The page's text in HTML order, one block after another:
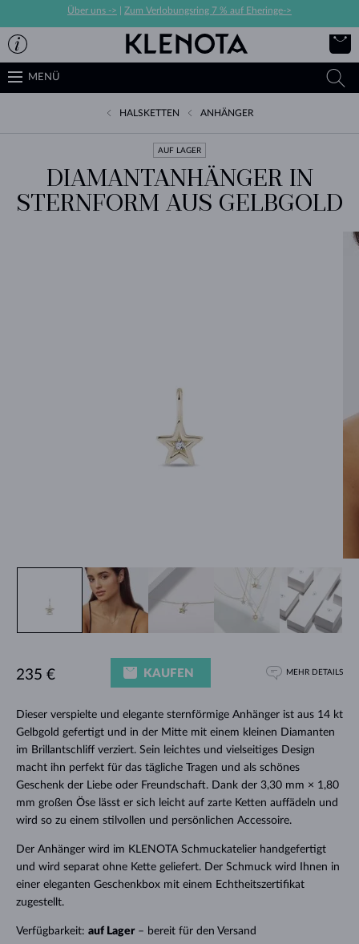
Über uns -> Zum Verlobungsring 7 % auf Eheringe->
MENÜ
HALSKETTEN ANHÄNGER
AUF LAGER
DIAMANTANHÄNGER IN
STERNFORM AUS GELBGOLD
Dieser verspielte und elegante sternförmige Anhänger ist aus 14 kt
Gelbgold gefertigt und in der Mitte mit einem kleinen Diamanten
im Brillantschliff verziert. Sein leichtes und vielseitiges Design
macht ihn perfekt für das tägliche Tragen und als schönes
Geschenk der Liebe oder Freundschaft. Dank der 3,30 mm × 1,80
mm großen Öse lässt er sich leicht auf zarte Ketten auffädeln und
wird so zu einem stilvollen und persönlichen Accessoire.
Der Anhänger wird im KLENOTA Schmuckatelier handgefertigt
und wird separat ohne Kette geliefert. Der Schmuck wird Ihnen in
einer eleganten Geschenkbox mit einem Echtheitszertifikat
zugestellt.
Verfügbarkeit: auf Lager– bereit für den Versand
235 € KAUFEN MEHR DETAILS